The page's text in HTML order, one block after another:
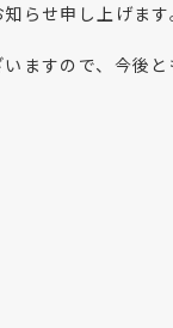
らせ申し上げます
ますので、今後